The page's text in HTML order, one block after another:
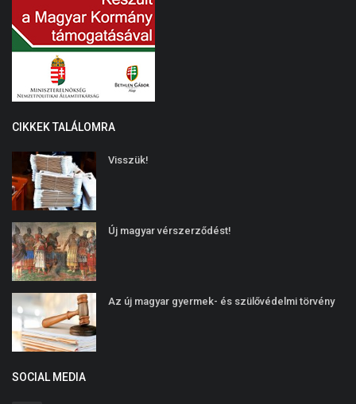
CIKKEK TALÁLOMRA
Visszük!
Új magyar vérszerződést!
Az új magyar gyermek- és szülővédelmi törvény
SOCIAL MEDIA